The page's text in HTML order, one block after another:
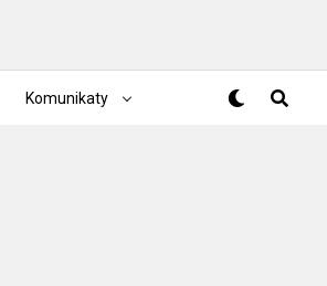
Komunikaty